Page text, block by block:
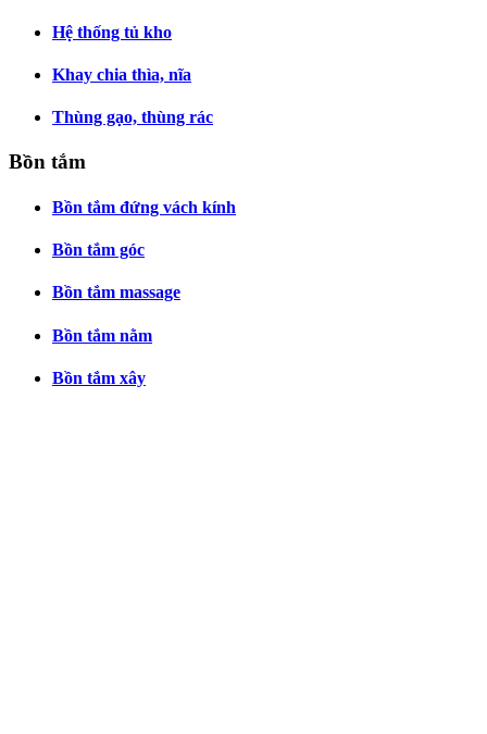
Hệ thống tủ kho
Khay chia thìa, nĩa
Thùng gạo, thùng rác
Bồn tắm
Bồn tắm đứng vách kính
Bồn tắm góc
Bồn tắm massage
Bồn tắm nằm
Bồn tắm xây